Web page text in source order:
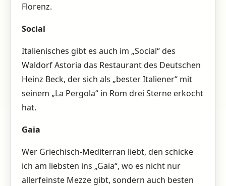
Florenz.
Social
Italienisches gibt es auch im „Social“ des
Waldorf Astoria das Restaurant des Deutschen
Heinz Beck, der sich als „bester Italiener“ mit
seinem „La Pergola“ in Rom drei Sterne erkocht
hat.
Gaia
Wer Griechisch-Mediterran liebt, den schicke
ich am liebsten ins „Gaia“, wo es nicht nur
allerfeinste Mezze gibt, sondern auch besten